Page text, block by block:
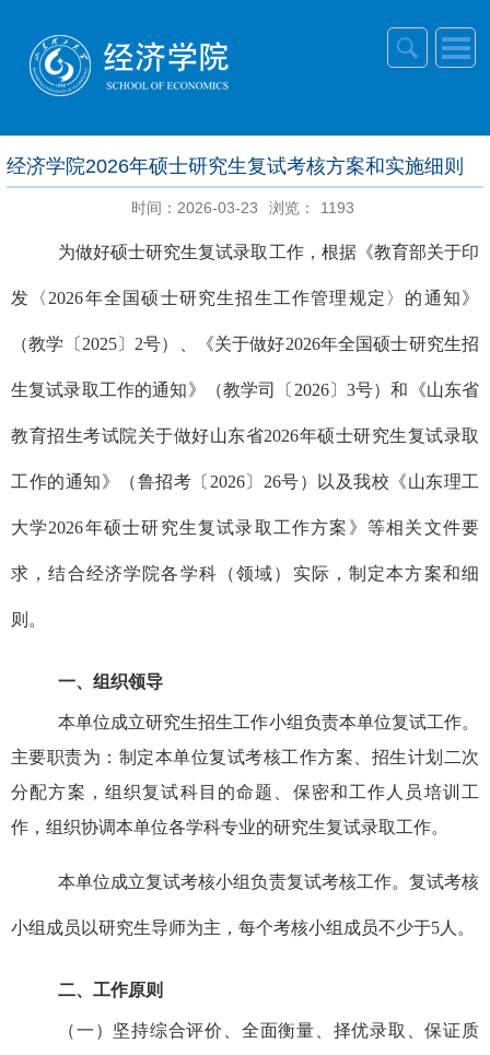
经济学院2026年硕士研究生复试考核方案和实施细则
时间：2026-03-23 浏览： 1193
为做好硕士研究生复试录取工作，根据《教育部关于印
发〈 2026年全国硕士研究生招生工作管理规定〉的通知》
（教学〔 2025〕 2号）、《关于做好2026年全国硕士研究生招
生复试录取工作的通知》（教学司〔 2026〕 3号）和《山东省
教育招生考试院关于做好山东省2026年硕士研究生复试录取
工作的通知》（鲁招考〔 2026〕 26号）以及我校《山东理工
大学2026年硕士研究生复试录取工作方案》等相关文件要
求，结合经济学院各学科（领域）实际，制定本方案和细
则。
一、组织领导
本单位成立研究生招生工作小组负责本单位复试工作。
主要职责为：制定本单位复试考核工作方案、招生计划二次
分配方案，组织复试科目的命题、保密和工作人员培训工
作，组织协调本单位各学科专业的研究生复试录取工作。
本单位成立复试考核小组负责复试考核工作。复试考核
小组成员以研究生导师为主，每个考核小组成员不少于5 人。
二、工作原则
（一） 坚持综合评价、全面衡量、择优录取、保证质